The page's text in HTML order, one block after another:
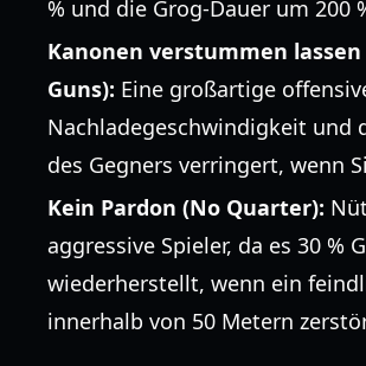
% und die Grog-Dauer um 200
Kanonen verstummen lassen
Guns): Eine großartige
Nachladegeschwindigkeit und
des Gegners verringert, wenn
Kein Pardon (No Quarter):
aggressive Spieler, da es 30 %
wiederherstellt, wenn ein
innerhalb von 50 Metern